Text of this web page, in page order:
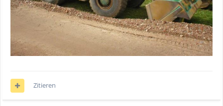
Zitieren